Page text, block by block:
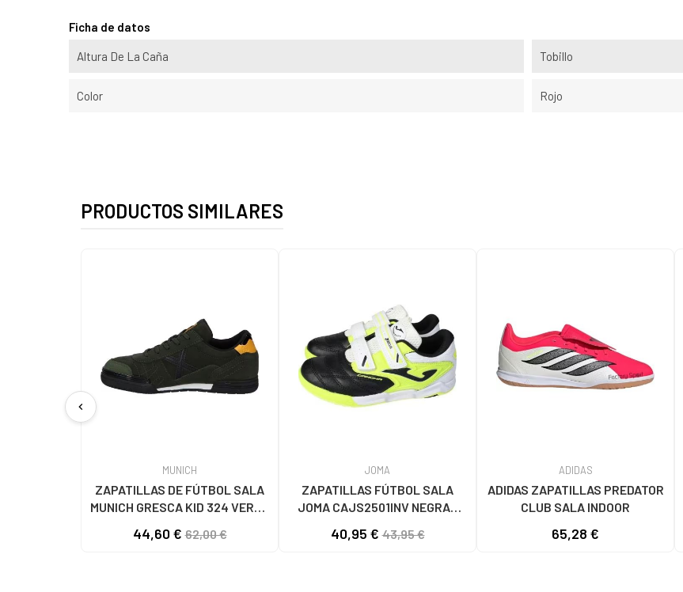
Ficha de datos
Altura De La Caña Tobillo
Color Rojo
PRODUCTOS SIMILARES
chevron_left
MUNICH
ZAPATILLAS DE FÚTBOL SALA
MUNICH GRESCA KID 324 VERDE
44,60 €62,00 €
JOMA
ZAPATILLAS FÚTBOL SALA
JOMA CAJS2501INV NEGRAS
40,95 €43,95 €
ADIDAS
ADIDAS ZAPATILLAS PREDATOR
CLUB SALA INDOOR
65,28 €